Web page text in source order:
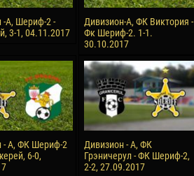
-А, Шериф-2 -
3-1, 04.11.2017
Дивизион-А, ФК Виктория -
Фк Шериф-2. 1-1.
30.10.2017
- А, ФК Шериф-2
6-0,
Дивизион - А, ФК
Грэничерул - ФК Шериф-2,
2-2, 27.09.2017